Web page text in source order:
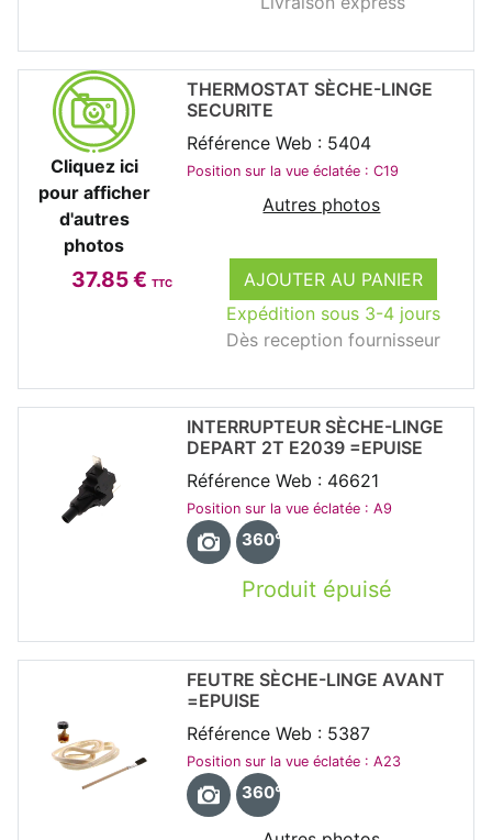
Cliquez ici
pour afficher
d'autres
photos
37.85 € TTC
AJOUTER AU PANIER
Expédition sous 3-4 jours
Dès reception fournisseur
THERMOSTAT SÈCHE-LINGE
SECURITE
Référence Web : 5404
Position sur la vue éclatée : C19
Autres photos
Produit épuisé
INTERRUPTEUR SÈCHE-LINGE
DEPART 2T E2039 =EPUISE
Référence Web : 46621
Position sur la vue éclatée : A9
360°
FEUTRE SÈCHE-LINGE AVANT
=EPUISE
Référence Web : 5387
Position sur la vue éclatée : A23
360°